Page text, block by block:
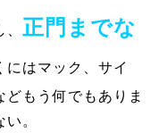
正門までな
にはマック、サイ
もう何でもありま
。